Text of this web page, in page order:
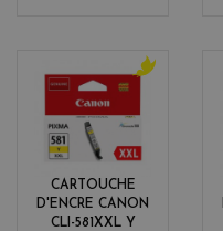
CARTOUCHE
D'ENCRE CANON
CLI-581XXL Y
e
l
o
w